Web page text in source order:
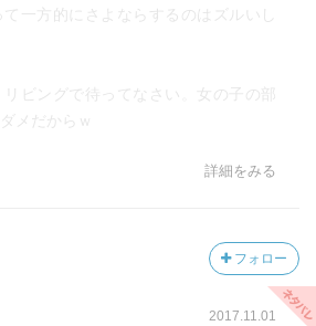
一方的にさよならするのはズルいし
リビングで待ってなさい。女の子の部
メだからｗ
詳細をみる
フォロー
2017.11.01